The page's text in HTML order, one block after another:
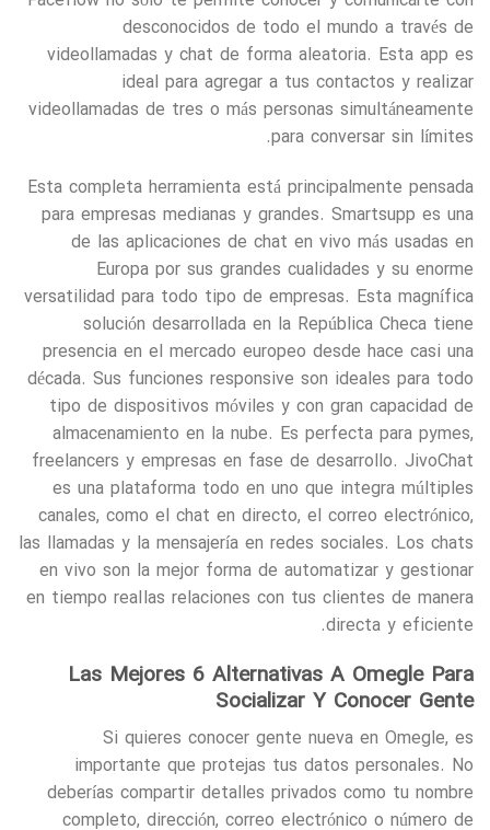
desconocidos de todo el mundo a través de
videollamadas y chat de forma aleatoria. Esta app es
ideal para agregar a tus contactos y realizar
videollamadas de tres o más personas simultáneamente
para conversar sin límites.
Esta completa herramienta está principalmente pensada
para empresas medianas y grandes. Smartsupp es una
de las aplicaciones de chat en vivo más usadas en
Europa por sus grandes cualidades y su enorme
versatilidad para todo tipo de empresas. Esta magnífica
solución desarrollada en la República Checa tiene
presencia en el mercado europeo desde hace casi una
década. Sus funciones responsive son ideales para todo
tipo de dispositivos móviles y con gran capacidad de
almacenamiento en la nube. Es perfecta para pymes,
freelancers y empresas en fase de desarrollo. JivoChat
es una plataforma todo en uno que integra múltiples
canales, como el chat en directo, el correo electrónico,
las llamadas y la mensajería en redes sociales. Los chats
en vivo son la mejor forma de automatizar y gestionar
en tiempo real las relaciones con tus clientes de manera
directa y eficiente.
Las Mejores 6 Alternativas A Omegle Para
Socializar Y Conocer Gente
Si quieres conocer gente nueva en Omegle, es
importante que protejas tus datos personales. No
deberías compartir detalles privados como tu nombre
completo, dirección, correo electrónico o número de